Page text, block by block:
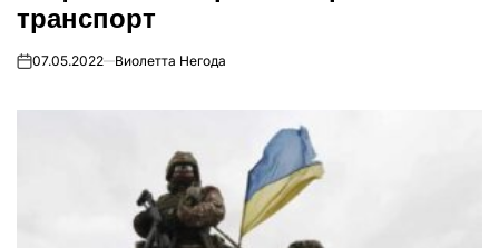
транспорт
on07.05.2022 Виолетта Негода